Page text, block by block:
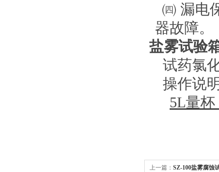
㈣ 漏电
器故障
盐雾试验
试药氯
操作说
5L量杯
上一篇： SZ-100盐雾腐蚀